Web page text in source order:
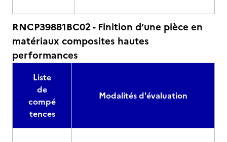
RNCP39881BC02 - Finition d’une pièce en
matériaux composites hautes
performances
Liste
de
compé
tences
Modalités d'évaluation